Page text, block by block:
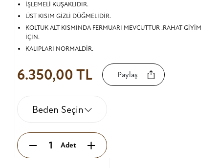
İŞLEMELİ KUŞAKLIDIR.
ÜST KISIM GİZLİ DÜĞMELİDİR.
KOLTUK ALT KISMINDA FERMUARI MEVCUTTUR .RAHAT GİYİM
İÇİN.
KALIPLARI NORMALDİR.
6.350,00 TL Paylaş
Beden Seçin
Adet